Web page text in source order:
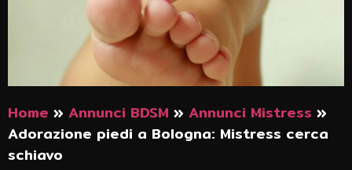
Home » Annunci BDSM » Annunci Mistress »
Adorazione piedi a Bologna: Mistress cerca
schiavo